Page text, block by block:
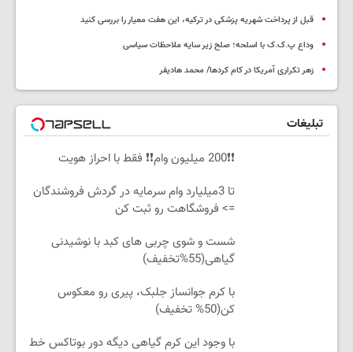
قبل از پرداخت شهریه پزشکی در ترکیه، این هفت معیار را بررسی کنید
وداع پ.ک.ک با اسلحه؛ صلح زیر سایه ملاحظات سیاسی
زهر تکراری آمریکا در کام کردها/ محمد هادیفر
تبلیغات
❗❗200 میلیون وام❗❗ فقط با احراز هویت
تا 3میلیارد وام سرمایه در گردش فروشندگان
=> فروشگاهت رو ثبت کن
شست و شوی چربی های کبد با نوشیدنی
گیاهی(55%تخفیف)
با کرم جوانساز جلبک، پیری رو معکوس
کن(50% تخفیف)
با وجود این کرم گیاهی دیگه دور بوتاکس خط